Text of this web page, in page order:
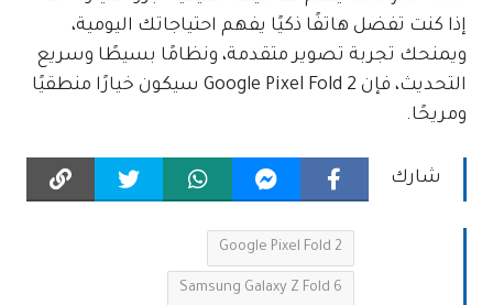
إذا كنت تفضل هاتفًا ذكيًا يفهم احتياجاتك اليومية،
ويمنحك تجربة تصوير متقدمة، ونظامًا بسيطًا وسريع
التحديث، فإن Google Pixel Fold 2 سيكون خيارًا منطقيًا
ومريحًا.
شارك
Google Pixel Fold 2
Samsung Galaxy Z Fold 6